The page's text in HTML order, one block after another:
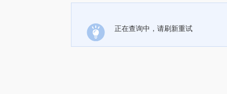
正在查询中，请刷新重试